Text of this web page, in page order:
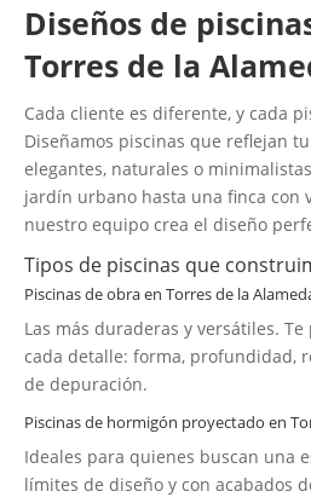
Diseños de
Torres de la
Cada cliente es diferente, y cada
Diseñamos piscinas que reflejan
elegantes, naturales o
jardín urbano hasta una finca con
nuestro equipo crea el diseño
Tipos de piscinas que
Piscinas de obra en Torres de la
Las más duraderas y versátiles.
cada detalle: forma, profundidad,
de depuración.
Piscinas de hormigón proyectado en
Ideales para quienes buscan una
límites de diseño y con acabados